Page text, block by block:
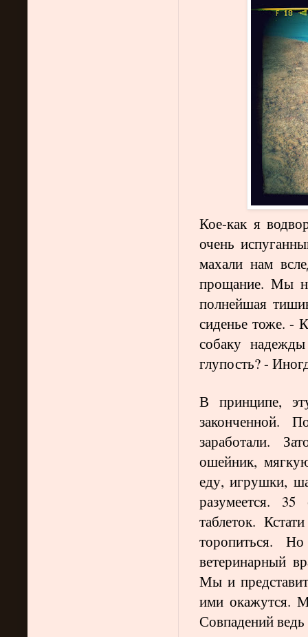
Кое-как я
очень
махали нам
прощание. Мы
полнейшая
сиденье тоже. -
собаку
глупость? -
В принципе,
законченной.
заработали.
ошейник,
еду, игрушки,
разумеется.
таблеток.
торопиться.
ветеринарный
Мы и
ими окажутся.
Совпадений ведь